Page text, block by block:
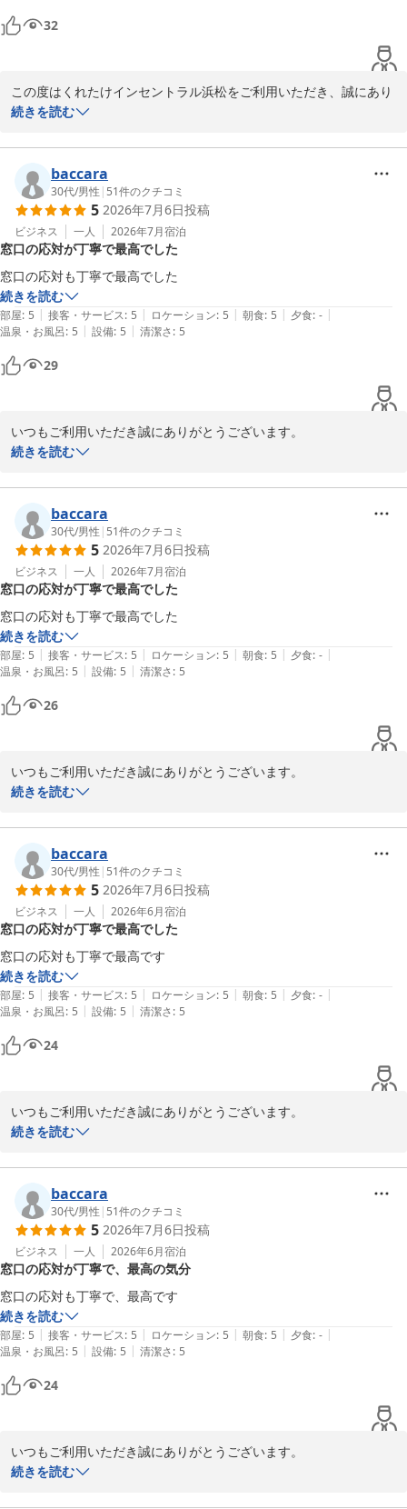
32
この度はくれたけインセントラル浜松をご利用いただき、誠にあり
がとうございます。
ます。
スタッフ一同、お客様に気持ちよくお過ごしいただけるよう心掛け
ており、このようなお言葉をいただき大変励みになります。
また浜松へお越しの際は、ぜひ当ホテルをご利用くださいませ。お
客様のまたのお越しを心よりお待ちしております。
フロント　梅津
くれたけインセントラル浜松
2026-07-08
続きを読む
baccara
30代/男性 | 51件のクチコミ
5 2026年7月6日投稿
ビジネス 一人 2026年7月宿泊
窓口の応対が丁寧で最高でした
窓口の応対も丁寧で最高でした
続きを読む
部屋: 5 | 接客・サービス: 5 | ロケーション: 5 | 朝食: 5 | 夕食: - |
温泉・お風呂: 5 | 設備: 5 | 清潔さ: 5
29
いつもご利用いただき誠にありがとうございます。
接客対応にお褒めのお言葉をいただき大変嬉しく思います。
いります。
またのご利用をお待ちしております。
フロント　井村
くれたけインセントラル浜松
2026-07-06
続きを読む
baccara
30代/男性 | 51件のクチコミ
5 2026年7月6日投稿
ビジネス 一人 2026年7月宿泊
窓口の応対が丁寧で最高でした
窓口の応対も丁寧で最高でした
続きを読む
部屋: 5 | 接客・サービス: 5 | ロケーション: 5 | 朝食: 5 | 夕食: - |
温泉・お風呂: 5 | 設備: 5 | 清潔さ: 5
26
いつもご利用いただき誠にありがとうございます。
接客対応にお褒めのお言葉をいただき大変嬉しく思います。
いります。
またのご利用をお待ちしております。
フロント　井村
くれたけインセントラル浜松
2026-07-06
続きを読む
baccara
30代/男性 | 51件のクチコミ
5 2026年7月6日投稿
ビジネス 一人 2026年6月宿泊
窓口の応対が丁寧で最高でした
窓口の応対も丁寧で最高です
続きを読む
部屋: 5 | 接客・サービス: 5 | ロケーション: 5 | 朝食: 5 | 夕食: - |
温泉・お風呂: 5 | 設備: 5 | 清潔さ: 5
24
いつもご利用いただき誠にありがとうございます。
接客対応にお褒めのお言葉をいただき大変嬉しく思います。
いります。
またのご利用をお待ちしております。
フロント　井村
くれたけインセントラル浜松
2026-07-06
続きを読む
baccara
30代/男性 | 51件のクチコミ
5 2026年7月6日投稿
ビジネス 一人 2026年6月宿泊
窓口の応対が丁寧で、最高の気分
窓口の応対も丁寧で、最高です
続きを読む
部屋: 5 | 接客・サービス: 5 | ロケーション: 5 | 朝食: 5 | 夕食: - |
温泉・お風呂: 5 | 設備: 5 | 清潔さ: 5
24
いつもご利用いただき誠にありがとうございます。
接客対応にお褒めのお言葉をいただき大変嬉しく思います。
続きを読む